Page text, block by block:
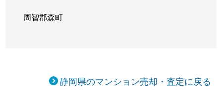
周智郡森町
静岡県のマンション売却・査定に戻る